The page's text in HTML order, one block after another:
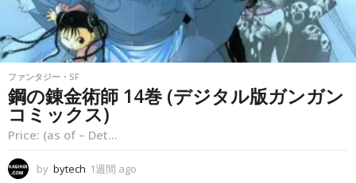
ファンタジー・SF
鋼の錬金術師 14巻 (デジタル版ガンガン
コミックス)
Price: (as of – Det...
by bytech 1週間 ago